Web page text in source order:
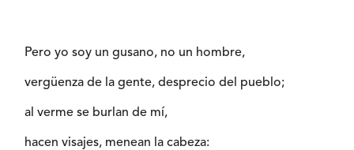
Pero yo soy un gusano, no un hombre,
vergüenza de la gente, desprecio del pueblo;
al verme se burlan de mí,
hacen visajes, menean la cabeza: